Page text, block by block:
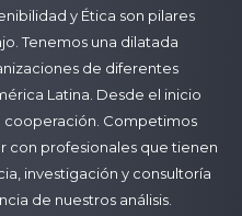
y Ética son pilares
Tenemos una dilatada
de diferentes
Latina. Desde el inicio
cooperación. Competimos
con profesionales que tienen
investigación y consultoría
de nuestros análisis.